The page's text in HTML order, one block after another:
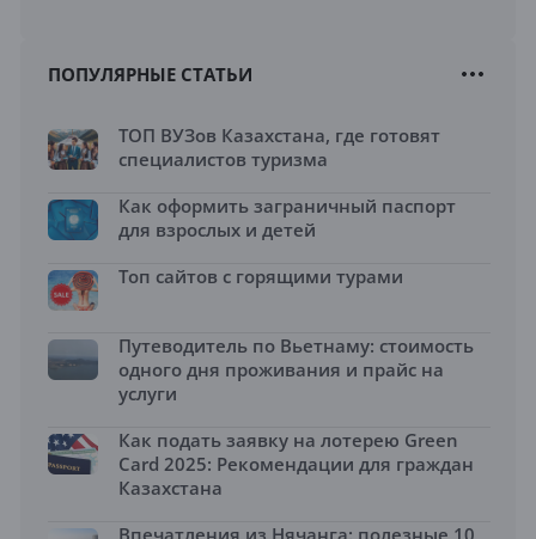
ПОПУЛЯРНЫЕ СТАТЬИ
ТОП ВУЗов Казахстана, где готовят
специалистов туризма
Как оформить заграничный паспорт
для взрослых и детей
Топ сайтов с горящими турами
Путеводитель по Вьетнаму: стоимость
одного дня проживания и прайс на
услуги
Как подать заявку на лотерею Green
Card 2025: Рекомендации для граждан
Казахстана
Впечатления из Нячанга: полезные 10